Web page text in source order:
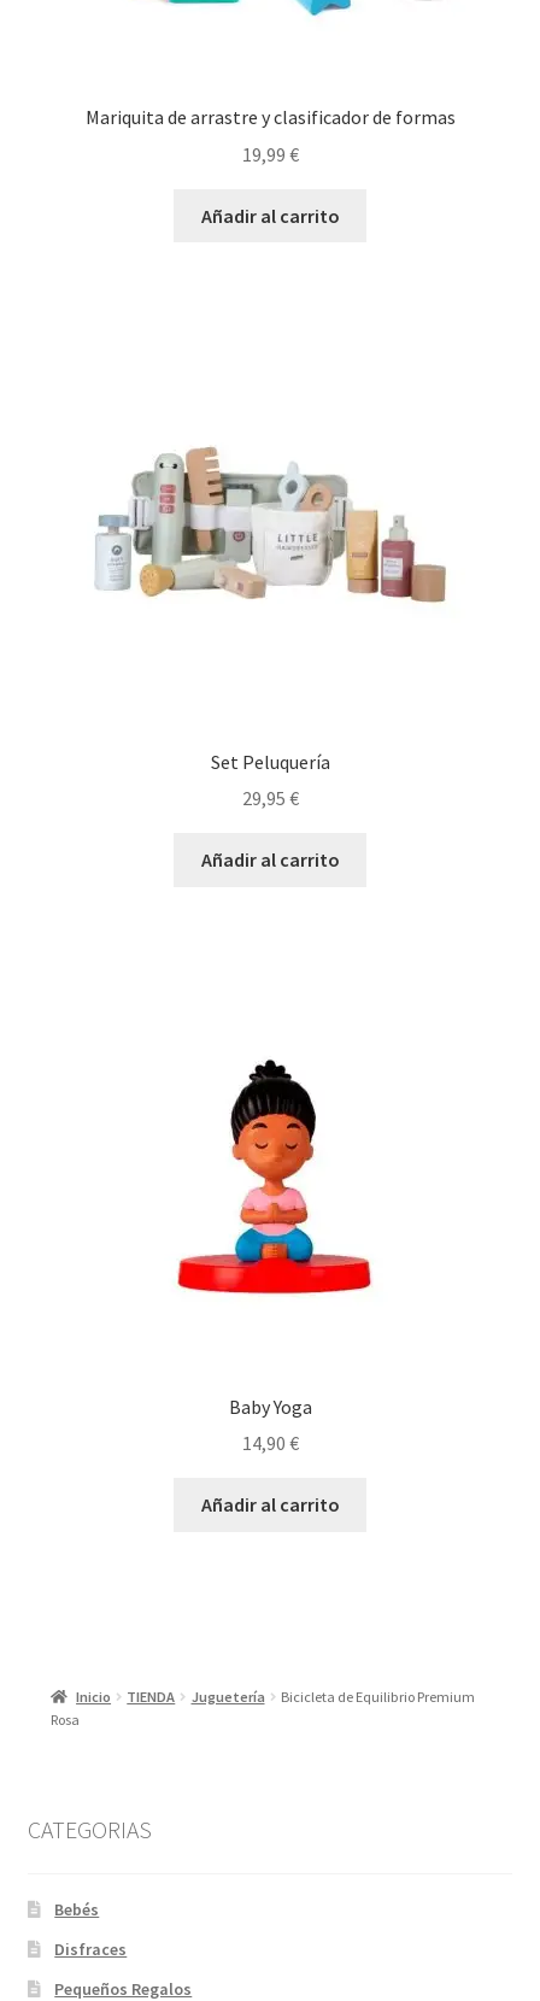
Mariquita de arrastre y clasificador de formas
19,99 €
Añadir al carrito
Set Peluquería
29,95 €
Añadir al carrito
Baby Yoga
14,90 €
Añadir al carrito
Inicio TIENDA Juguetería
Bicicleta de Equilibrio Premium
Rosa
CATEGORIAS
Bebés
Disfraces
Pequeños Regalos